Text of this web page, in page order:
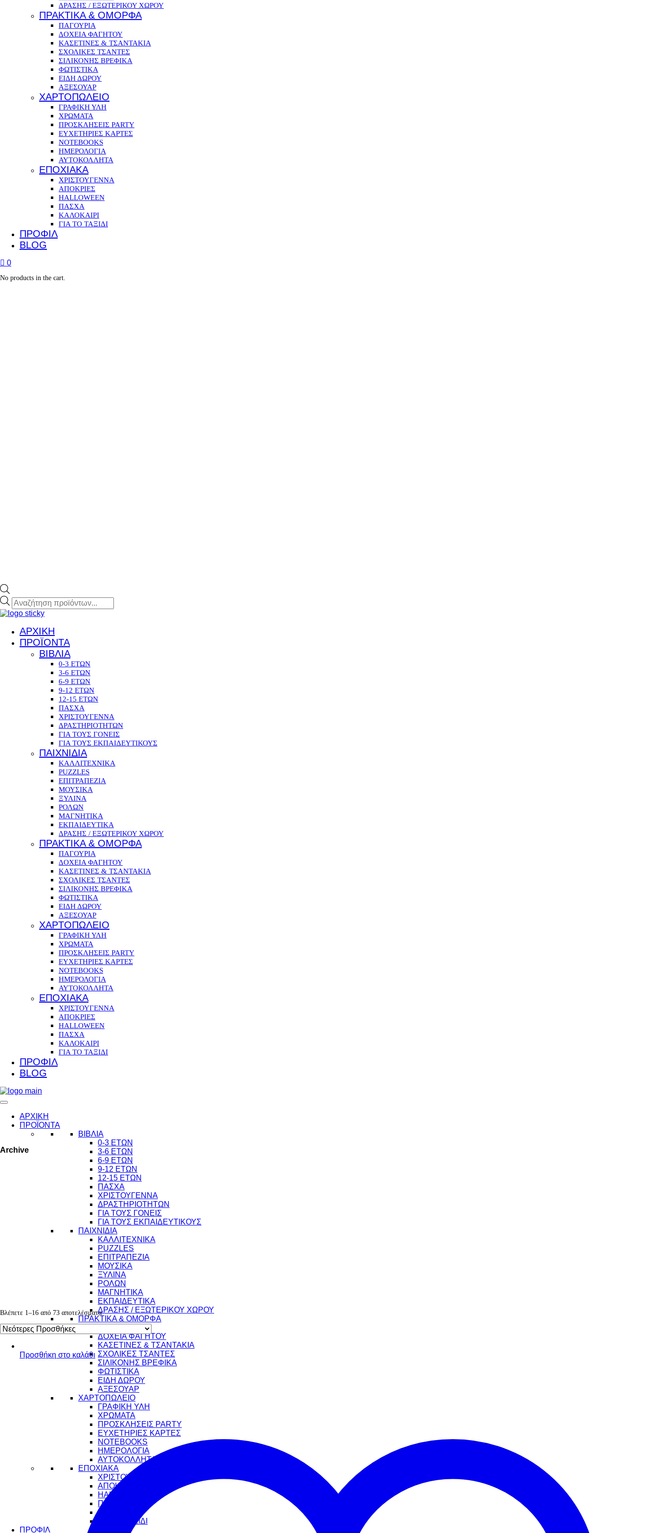
ΔΡΑΣΗΣ / ΕΞΩΤΕΡΙΚΟΥ ΧΩΡΟΥ
ΠΡΑΚΤΙΚΑ & ΟΜΟΡΦΑ
ΠΑΓΟΥΡΙΑ
ΔΟΧΕΙΑ ΦΑΓΗΤΟΥ
ΚΑΣΕΤΙΝΕΣ & ΤΣΑΝΤΑΚΙΑ
ΣΧΟΛΙΚΕΣ ΤΣΑΝΤΕΣ
ΣΙΛΙΚΟΝΗΣ ΒΡΕΦΙΚΑ
ΦΩΤΙΣΤΙΚΑ
ΕΙΔΗ ΔΩΡΟΥ
ΑΞΕΣΟΥΑΡ
ΧΑΡΤΟΠΩΛΕΙΟ
ΓΡΑΦΙΚΗ ΥΛΗ
ΧΡΩΜΑΤΑ
ΠΡΟΣΚΛΗΣΕΙΣ PARTY
ΕΥΧΕΤΗΡΙΕΣ ΚΑΡΤΕΣ
NOTEBOOKS
ΗΜΕΡΟΛΟΓΙΑ
ΑΥΤΟΚΟΛΛΗΤΑ
ΕΠΟΧΙΑΚΑ
ΧΡΙΣΤΟΥΓΕΝΝΑ
ΑΠΟΚΡΙΕΣ
HALLOWEEN
ΠΑΣΧΑ
ΚΑΛΟΚΑΙΡΙ
ΓΙΑ ΤΟ ΤΑΞΙΔΙ
ΠΡΟΦΙΛ
BLOG
0
No products in the cart.
Products
search
ΑΡΧΙΚΗ
ΠΡΟΪΟΝΤΑ
ΒΙΒΛΙΑ
0-3 ΕΤΩΝ
3-6 ΕΤΩΝ
6-9 ΕΤΩΝ
9-12 ΕΤΩΝ
12-15 ΕΤΩΝ
ΠΑΣΧΑ
ΧΡΙΣΤΟΥΓΕΝΝΑ
ΔΡΑΣΤΗΡΙΟΤΗΤΩΝ
ΓΙΑ ΤΟΥΣ ΓΟΝΕΙΣ
ΓΙΑ ΤΟΥΣ ΕΚΠΑΙΔΕΥΤΙΚΟΥΣ
ΠΑΙΧΝΙΔΙΑ
ΚΑΛΛΙΤΕΧΝΙΚΑ
PUZZLES
ΕΠΙΤΡΑΠΕΖΙΑ
ΜΟΥΣΙΚΑ
ΞΥΛΙΝΑ
ΡΟΛΩΝ
ΜΑΓΝΗΤΙΚΑ
ΕΚΠΑΙΔΕΥΤΙΚΑ
ΔΡΑΣΗΣ / ΕΞΩΤΕΡΙΚΟΥ ΧΩΡΟΥ
ΠΡΑΚΤΙΚΑ & ΟΜΟΡΦΑ
ΠΑΓΟΥΡΙΑ
ΔΟΧΕΙΑ ΦΑΓΗΤΟΥ
ΚΑΣΕΤΙΝΕΣ & ΤΣΑΝΤΑΚΙΑ
ΣΧΟΛΙΚΕΣ ΤΣΑΝΤΕΣ
ΣΙΛΙΚΟΝΗΣ ΒΡΕΦΙΚΑ
ΦΩΤΙΣΤΙΚΑ
ΕΙΔΗ ΔΩΡΟΥ
ΑΞΕΣΟΥΑΡ
ΧΑΡΤΟΠΩΛΕΙΟ
ΓΡΑΦΙΚΗ ΥΛΗ
ΧΡΩΜΑΤΑ
ΠΡΟΣΚΛΗΣΕΙΣ PARTY
ΕΥΧΕΤΗΡΙΕΣ ΚΑΡΤΕΣ
NOTEBOOKS
ΗΜΕΡΟΛΟΓΙΑ
ΑΥΤΟΚΟΛΛΗΤΑ
ΕΠΟΧΙΑΚΑ
ΧΡΙΣΤΟΥΓΕΝΝΑ
ΑΠΟΚΡΙΕΣ
HALLOWEEN
ΠΑΣΧΑ
ΚΑΛΟΚΑΙΡΙ
ΓΙΑ ΤΟ ΤΑΞΙΔΙ
ΠΡΟΦΙΛ
BLOG
ΑΡΧΙΚΗ
ΠΡΟΪΟΝΤΑ
ΒΙΒΛΙΑ
0-3 ΕΤΩΝ
3-6 ΕΤΩΝ
6-9 ΕΤΩΝ
9-12 ΕΤΩΝ
12-15 ΕΤΩΝ
ΠΑΣΧΑ
ΧΡΙΣΤΟΥΓΕΝΝΑ
ΔΡΑΣΤΗΡΙΟΤΗΤΩΝ
ΓΙΑ ΤΟΥΣ ΓΟΝΕΙΣ
ΓΙΑ ΤΟΥΣ ΕΚΠΑΙΔΕΥΤΙΚΟΥΣ
ΠΑΙΧΝΙΔΙΑ
ΚΑΛΛΙΤΕΧΝΙΚΑ
PUZZLES
ΕΠΙΤΡΑΠΕΖΙΑ
ΜΟΥΣΙΚΑ
ΞΥΛΙΝΑ
ΡΟΛΩΝ
ΜΑΓΝΗΤΙΚΑ
ΕΚΠΑΙΔΕΥΤΙΚΑ
ΔΡΑΣΗΣ / ΕΞΩΤΕΡΙΚΟΥ ΧΩΡΟΥ
ΠΡΑΚΤΙΚΑ & ΟΜΟΡΦΑ
ΔΟΧΕΙΑ ΦΑΓΗΤΟΥ
ΚΑΣΕΤΙΝΕΣ & ΤΣΑΝΤΑΚΙΑ
ΣΧΟΛΙΚΕΣ ΤΣΑΝΤΕΣ
ΣΙΛΙΚΟΝΗΣ ΒΡΕΦΙΚΑ
ΦΩΤΙΣΤΙΚΑ
ΕΙΔΗ ΔΩΡΟΥ
ΑΞΕΣΟΥΑΡ
ΧΑΡΤΟΠΩΛΕΙΟ
ΓΡΑΦΙΚΗ ΥΛΗ
ΧΡΩΜΑΤΑ
ΠΡΟΣΚΛΗΣΕΙΣ PARTY
ΕΥΧΕΤΗΡΙΕΣ ΚΑΡΤΕΣ
NOTEBOOKS
ΗΜΕΡΟΛΟΓΙΑ
ΑΥΤΟΚΟΛΛΗΤΑ
ΕΠΟΧΙΑΚΑ
ΧΡΙΣΤΟΥΓΕΝΝΑ
ΑΠΟΚΡΙΕΣ
HALLOWEEN
ΠΑΣΧΑ
ΚΑΛΟΚΑΙΡΙ
ΓΙΑ ΤΟ ΤΑΞΙΔΙ
ΠΡΟΦΙΛ
Archive
Βλέπετε 1–16 από 73 αποτελέσματα
Προσθήκη στο καλάθι